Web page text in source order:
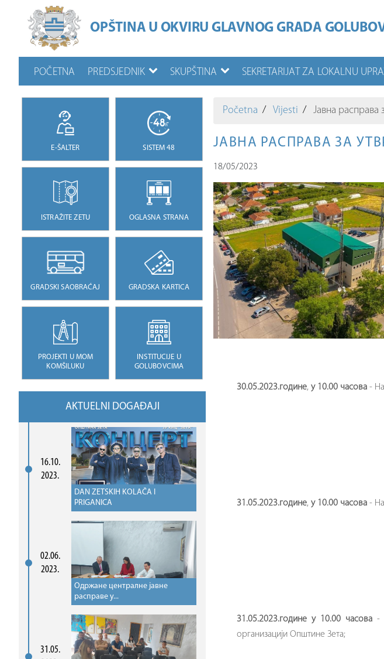
OPŠTINA U OKVIRU GLAVNOG GRADA
POČETNA PREDSJEDNIK SKUPŠTINA SEKRETARIJAT ZA LOKALNU
E-ŠALTER SISTEM 48
ISTRAŽITE ZETU OGLASNA STRANA
GRADSKI SAOBRAĆAJ GRADSKA KARTICA
PROJEKTI U MOM
KOMŠILUKU
INSTITUCIJE U
GOLUBOVCIMA
AKTUELNI DOGAĐAJI
16.10.
2023.
DAN ZETSKIH KOLAČA I
PRIGANICA
02.06.
2023.
Одржане централне јавне
расправе у...
31.05.
Početna Vijesti Јавна расправа
ЈАВНА РАСПРАВА ЗА
18/05/2023
30.05.2023.године, у 10.00 часова -
31.05.2023.године, у 10.00 часова-
31.05.2023.године у 10.00 часова -
организацији Општине Зета;